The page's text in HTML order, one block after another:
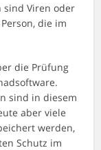
sind Viren oder
die im
die Prüfung
sind in diesem
aber viele
werden,
Schutz im